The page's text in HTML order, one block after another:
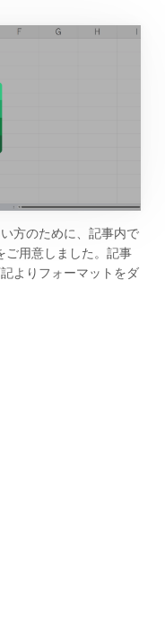
方のために、記事内で
ご用意しました。記事
よりフォーマットをダ